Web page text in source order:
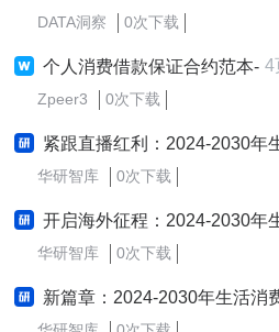
DATA洞察 0次下载
个人消费借款保证合约范本- 4
Zpeer3 0次下载
紧跟直播红利：2024-2030年生活消费品展览
华研智库 0次下载
开启海外征程：2024-2030年生活消费品展览
华研智库 0次下载
新篇章：2024-2030年生活消费品展览企业制定